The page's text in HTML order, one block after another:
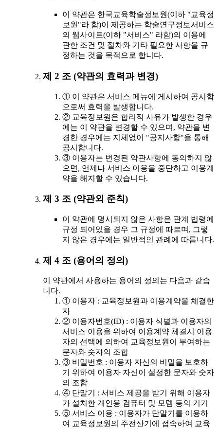
이 약관은 한국교육학술정보원(이하 "교육정
보원"라 함)이 제공하는 학술연구정보서비스
의 웹사이트(이하 "서비스" 라함)의 이용에
관한 조건 및 절차와 기타 필요한 사항을 규
정하는 것을 목적으로 합니다.
제 2 조 (약관의 효력과 변경)
① 이 약관은 서비스 메뉴에 게시하여 공시함
으로써 효력을 발생합니다.
② 교육정보원은 합리적 사유가 발생한 경우
에는 이 약관을 변경할 수 있으며, 약관을 변
경한 경우에는 지체없이 "공지사항"을 통해
공시합니다.
③ 이용자는 변경된 약관사항에 동의하지 않
으면, 언제나 서비스 이용을 중단하고 이용계
약을 해지할 수 있습니다.
제 3 조 (약관외 준칙)
이 약관에 명시되지 않은 사항은 관계 법령에
규정 되어있을 경우 그 규정에 따르며, 그렇
지 않은 경우에는 일반적인 관례에 따릅니다.
제 4 조 (용어의 정의)
이 약관에서 사용하는 용어의 정의는 다음과 같습
니다.
① 이용자 : 교육정보원과 이용계약을 체결한
자
② 이용자번호(ID) : 이용자 식별과 이용자의
서비스 이용을 위하여 이용계약 체결시 이용
자의 선택에 의하여 교육정보원이 부여하는
문자와 숫자의 조합
③ 비밀번호 : 이용자 자신의 비밀을 보호하
기 위하여 이용자 자신이 설정한 문자와 숫자
의 조합
④ 단말기 : 서비스 제공을 받기 위해 이용자
가 설치한 개인용 컴퓨터 및 모뎀 등의 기기
⑤ 서비스 이용 : 이용자가 단말기를 이용하
여 교육정보원의 주전산기에 접속하여 교육